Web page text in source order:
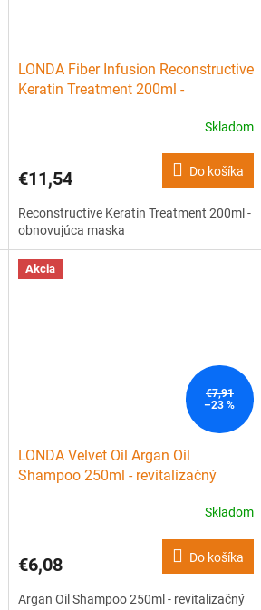
LONDA Fiber Infusion Reconstructive
Keratin Treatment 200ml -
Skladom
€11,54 Do košíka
Reconstructive Keratin Treatment 200ml -
obnovujúca maska
Akcia
€7,91
–23 %
LONDA Velvet Oil Argan Oil
Shampoo 250ml - revitalizačný
Skladom
€6,08 Do košíka
Argan Oil Shampoo 250ml - revitalizačný